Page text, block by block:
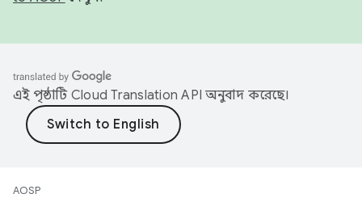
এই পৃষ্ঠাটি Cloud Translation API অনুবাদ করেছে।
AOSP